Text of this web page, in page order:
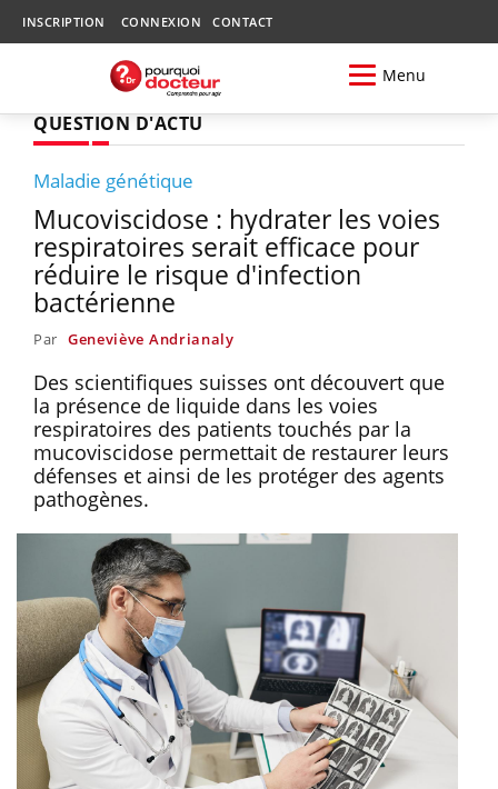
INSCRIPTION CONNEXION CONTACT
Menu
QUESTION D'ACTU
Maladie génétique
Mucoviscidose : hydrater les voies
respiratoires serait efficace pour
réduire le risque d'infection
bactérienne
Par Geneviève Andrianaly
Des scientifiques suisses ont découvert que
la présence de liquide dans les voies
respiratoires des patients touchés par la
mucoviscidose permettait de restaurer leurs
défenses et ainsi de les protéger des agents
pathogènes.